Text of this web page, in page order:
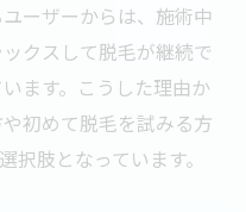
ーザーからは、施術中
クスして脱毛が継続で
ます。こうした理由か
初めて脱毛を試みる方
択肢となっています。